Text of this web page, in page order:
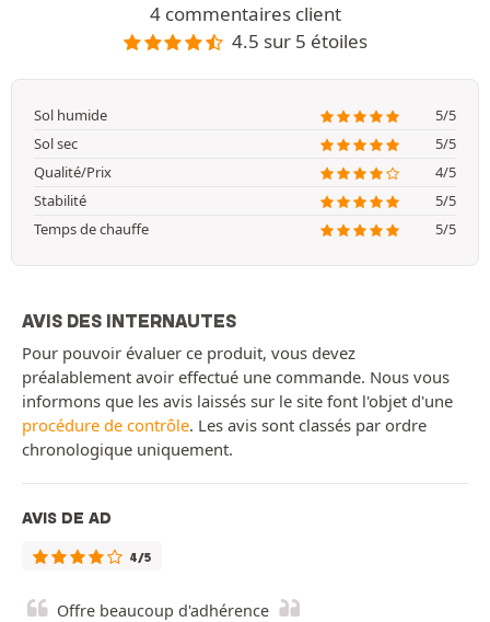
4 commentaires client
4.5 sur 5 étoiles
Sol humide
5/5
Sol sec
5/5
Qualité/Prix
4/5
Stabilité
5/5
Temps de chauffe
5/5
AVIS DES INTERNAUTES
Pour pouvoir évaluer ce produit, vous devez
préalablement avoir effectué une commande. Nous vous
informons que les avis laissés sur le site font l'objet d'une
procédure de contrôle. Les avis sont classés par ordre
chronologique uniquement.
AVIS DE AD
4/5
Offre beaucoup d'adhérence